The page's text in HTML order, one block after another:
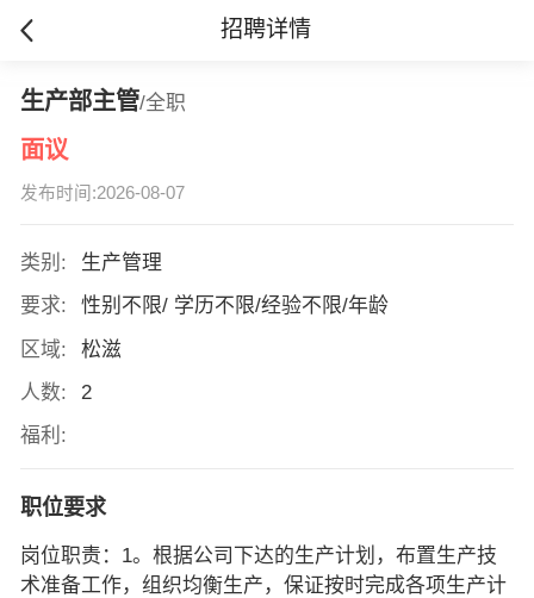
招聘详情
生产部主管/全职
面议
发布时间:2026-08-07
类别:
生产管理
要求:
性别不限/ 学历不限/经验不限/年龄
区域:
松滋
人数:
2
福利:
职位要求
岗位职责：1。根据公司下达的生产计划，布置生产技
术准备工作，组织均衡生产，保证按时完成各项生产计